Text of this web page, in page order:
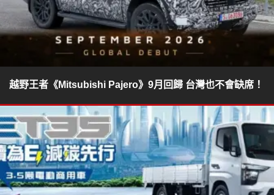
越野王者《Mitsubishi Pajero》9月回歸 台灣也不會缺席！